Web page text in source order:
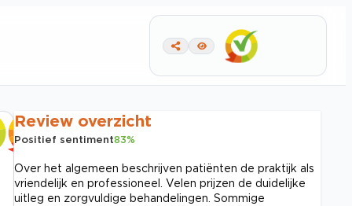
Review overzicht
Positief sentiment83%
Over het algemeen beschrijven patiënten de praktijk als
vriendelijk en professioneel. Velen prijzen de duidelijke
uitleg en zorgvuldige behandelingen. Sommige